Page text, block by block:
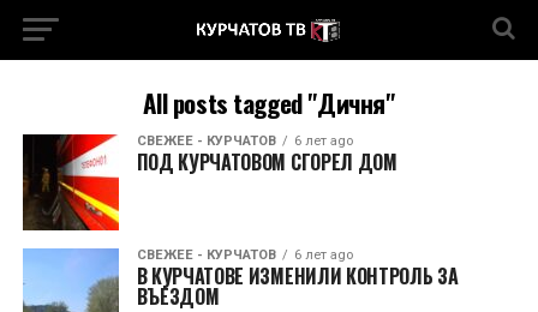
All posts tagged "Дичня"
СВЕЖЕЕ - КУРЧАТОВ 6 лет ago
ПОД КУРЧАТОВОМ СГОРЕЛ ДОМ
СВЕЖЕЕ - КУРЧАТОВ 6 лет ago
В КУРЧАТОВЕ ИЗМЕНИЛИ КОНТРОЛЬ ЗА
ВЪЕЗДОМ